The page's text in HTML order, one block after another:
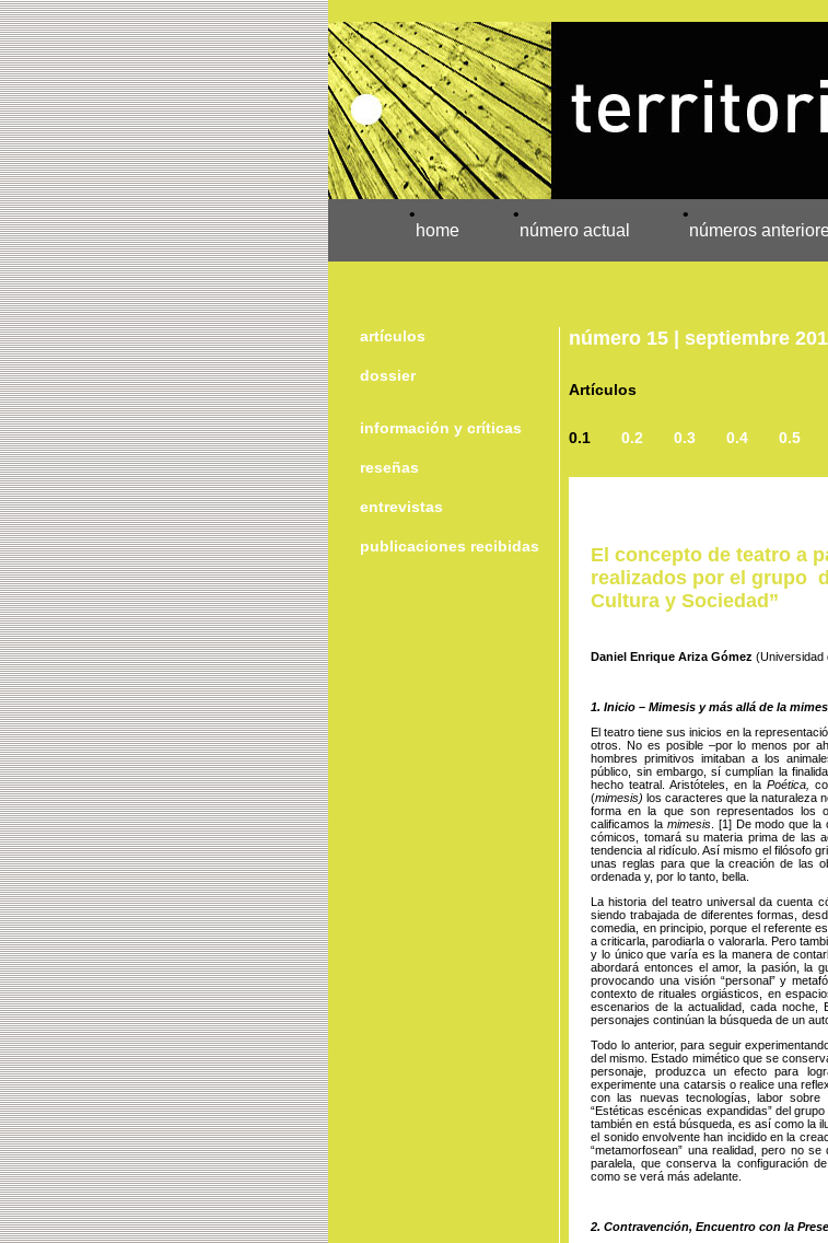
•
home
•
número actual
•
números
artículos
dossier
información y críticas
reseñas
entrevistas
publicaciones recibidas
número 15 | septiembre
Artículos
0.1 0.2 0.3 0.4 0.5
El concepto de teatro a
realizados por el grupo
Cultura y Sociedad”
Daniel Enrique Ariza Gómez (Universidad
1. Inicio – Mimesis y más allá de la
El teatro tiene sus inicios en la
otros. No es posible –por lo menos por
hombres primitivos imitaban a los
público, sin embargo, sí cumplían la
hecho teatral. Aristóteles, en laPoética,
(mimesis) los caracteres que la naturaleza
forma en la que son representados los
calificamos la mimesis. [1] Demodo que la
cómicos, tomará su materia prima de las
tendencia al ridículo. Así mismo el filósofo
unas reglas para que la creación de las
ordenada y, por lo tanto, bella.
La historia del teatro universal da cuenta
siendo trabajada de diferentes formas,
comedia, en principio, porque el referente
a criticarla, parodiarla o valorarla. Pero
y lo único que varía es la manera de
abordará entonces el amor, la pasión, la
provocando una visión “personal” y
contexto de rituales orgiásticos, en
escenarios de la actualidad, cada
personajes continúan la búsqueda de un
Todo lo anterior, para seguir
del mismo. Estado mimético que se
personaje, produzca un efecto para
experimente una catarsis o realice una
con las nuevas tecnologías, labor
“Estéticas escénicas expandidas” del
también en está búsqueda, es así como la
el sonido envolvente han incidido en la
“metamorfosean” una realidad, pero no
paralela, que conserva la configuración
como se verá más adelante.
2. Contravención, Encuentro con la